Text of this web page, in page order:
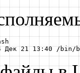
21 13:40 /bin/